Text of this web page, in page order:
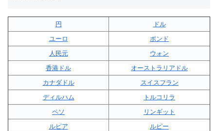
円
ドル
ユーロ
ポンド
人民元
ウォン
香港ドル
オーストラリアドル
カナダドル
スイスフラン
ディルハム
トルコリラ
ペソ
リンギット
ルピア
ルピー